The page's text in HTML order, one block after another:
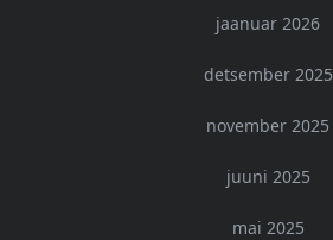
jaanuar 2026
detsember 2025
november 2025
juuni 2025
mai 2025